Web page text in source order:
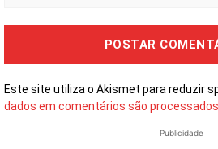
Este site utiliza o Akismet para reduzir
dados em comentários são processados
Publicidade